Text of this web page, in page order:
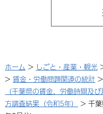
ホーム > しごと・産業・観光
> 賃金・労働問題関連の統計 >
（千葉県の賃金、労働時間及び
方調査結果（令和5年）
> 千葉